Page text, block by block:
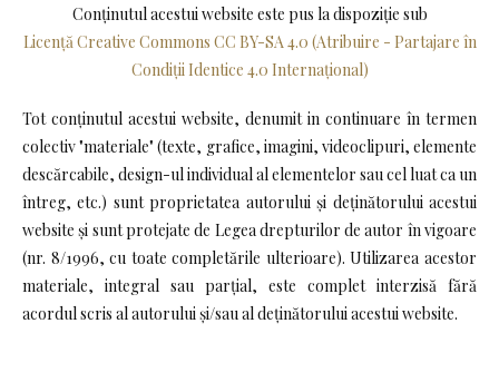
Conținutul acestui website este pus la dispoziţie sub
Licență Creative Commons CC BY-SA 4.0 (Atribuire - Partajare în
Condiții Identice 4.0 Internațional)
Tot conținutul acestui website, denumit in continuare în termen
colectiv "materiale" (texte, grafice, imagini, videoclipuri, elemente
descărcabile, design-ul individual al elementelor sau cel luat ca un
întreg, etc.) sunt proprietatea autorului și deținătorului acestui
website și sunt protejate de Legea drepturilor de autor în vigoare
(nr. 8/1996, cu toate completările ulterioare). Utilizarea acestor
materiale, integral sau parțial, este complet interzisă fără
acordul scris al autorului și/sau al deținătorului acestui website.